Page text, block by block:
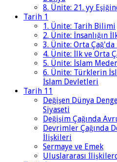
8. Ünite: 21. yy
Tarih 1
1. Ünite: Tarih Bilimi
2. Ünite: İnsanlığın
3. Ünite: Orta Çağ'da
4. Ünite: İlk ve Orta
5. Ünite: İslam
6. Ünite: Türklerin
İslam Devletleri
Tarih 11
Değişen Dünya
Siyaseti
Değişim Çağında
Devrimler Çağında
İlişkileri
Sermaye ve Emek
Uluslararası